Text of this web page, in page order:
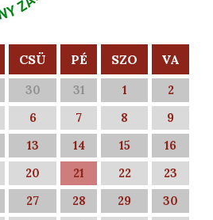
CSÜ PÉ SZO VA
30 31 1
2
6 7 8
9
13 14 15
16
20 21 22
23
27 28 29
30